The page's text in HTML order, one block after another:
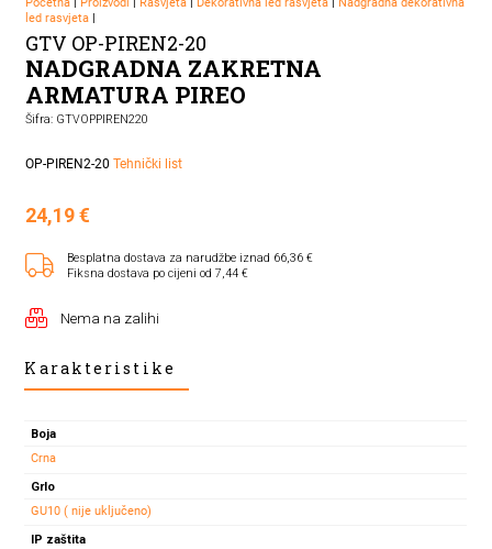
led rasvjeta|
GTV OP-PIREN2-20
NADGRADNA ZAKRETNA
ARMATURA PIREO
Šifra: GTVOPPIREN220
OP-PIREN2-20 Tehnički list
24,19€
Besplatna dostava za narudžbe iznad 66,36 €
Fiksna dostava po cijeni od 7,44 €
Nema na zalihi
Karakteristike
Boja
Crna
Grlo
GU10 ( nije uključeno)
IP zaštita